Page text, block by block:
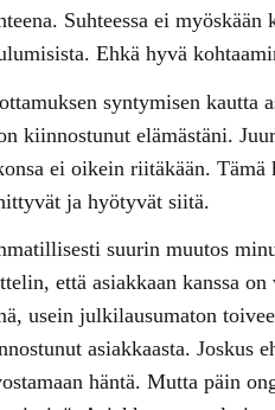
Suhteessa ei
Ehkä hyvä
syntymisen kautta
kiinnostunut elämästäni.
ei oikein riitäkään.
ja hyötyvät siitä.
suurin muutos
että asiakkaan kanssa
usein julkilausumaton
asiakkaasta. Joskus
häntä. Mutta päin